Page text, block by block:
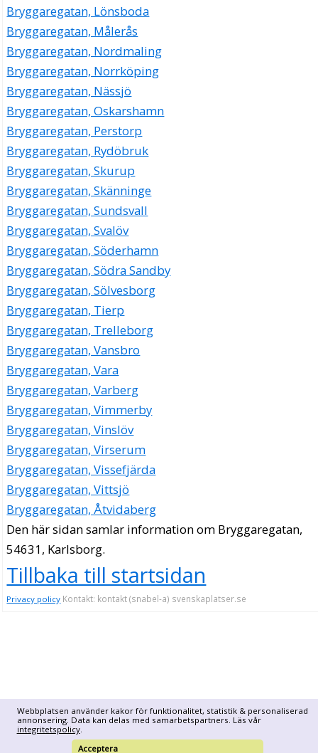
Webbplatsen använder kakor för funktionalitet, statistik & personaliserad
annonsering. Data kan delas med samarbetspartners. Läs vår
integritetspolicy.
Acceptera
Bryggaregatan, Lönsboda
Bryggaregatan, Målerås
Bryggaregatan, Nordmaling
Bryggaregatan, Norrköping
Bryggaregatan, Nässjö
Bryggaregatan, Oskarshamn
Bryggaregatan, Perstorp
Bryggaregatan, Rydöbruk
Bryggaregatan, Skurup
Bryggaregatan, Skänninge
Bryggaregatan, Sundsvall
Bryggaregatan, Svalöv
Bryggaregatan, Söderhamn
Bryggaregatan, Södra Sandby
Bryggaregatan, Sölvesborg
Bryggaregatan, Tierp
Bryggaregatan, Trelleborg
Bryggaregatan, Vansbro
Bryggaregatan, Vara
Bryggaregatan, Varberg
Bryggaregatan, Vimmerby
Bryggaregatan, Vinslöv
Bryggaregatan, Virserum
Bryggaregatan, Vissefjärda
Bryggaregatan, Vittsjö
Bryggaregatan, Åtvidaberg
Den här sidan samlar information om Bryggaregatan,
54631, Karlsborg.
Tillbaka till startsidan
Privacy policy Kontakt: kontakt (snabel-a) svenskaplatser.se